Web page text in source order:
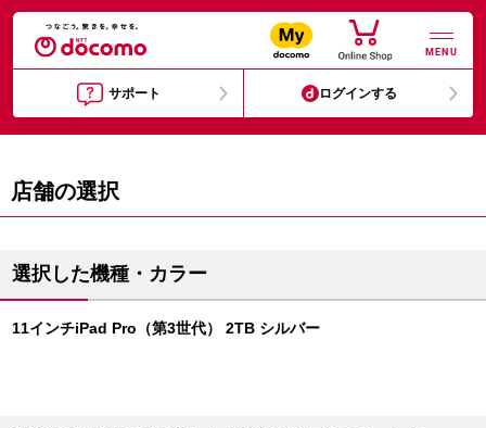
MENU
サポート ログインする
店舗の選択
選択した機種・カラー
11インチiPad Pro（第3世代） 2TB シルバー